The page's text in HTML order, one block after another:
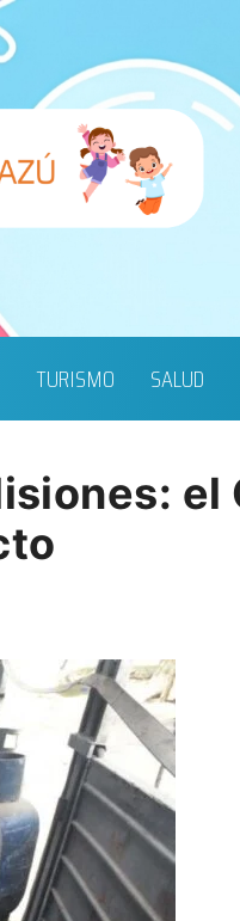
TURISMO SALUD
el